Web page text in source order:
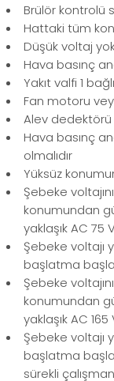
Brülör kontrolü
Hattaki tüm
Düşük voltaj
Hava basınç
Yakıt valfi 1 bağlı
Fan motoru
Alev dedektörü
Hava basınç
olmalıdır
Yüksüz
Şebeke
konumundan
yaklaşık AC 75
Şebeke voltajı
başlatma
Şebeke
konumundan
yaklaşık AC
Şebeke voltajı
başlatma
sürekli